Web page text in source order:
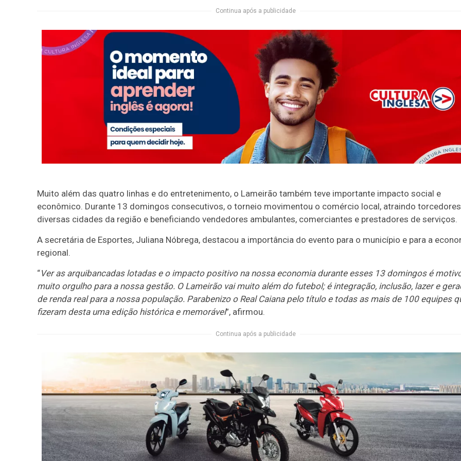
Continua após a publicidade
Muito além das quatro linhas e do entretenimento, o Lameirão também teve importante impacto social e
econômico. Durante 13 domingos consecutivos, o torneio movimentou o comércio local, atraindo
diversas cidades da região e beneficiando vendedores ambulantes, comerciantes e prestadores de serviços.
A secretária de Esportes, Juliana Nóbrega, destacou a importância do evento para o município e para a
regional.
“Ver as arquibancadas lotadas e o impacto positivo na nossa economia durante esses 13 domingos é
muito orgulho para a nossa gestão. O Lameirão vai muito além do futebol; é integração, inclusão, lazer e
de renda real para a nossa população. Parabenizo o Real Caiana pelo título e todas as mais de 100 equipes
fizeram desta uma edição histórica e memorável”, afirmou.
Continua após a publicidade